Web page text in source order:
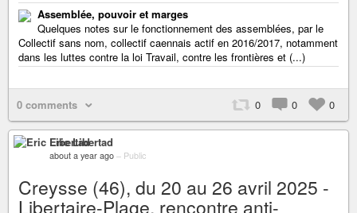
Assemblée, pouvoir et marges
Quelques notes sur le fonctionnement des assemblées, par le
Collectif sans nom, collectif caennais actif en 2016/2017, notamment
dans les luttes contre la loi Travail, contre les frontières et (...)
0 comments 0 0 0
Eric Libertad
about a year ago – Public
Creysse (46), du 20 au 26 avril 2025 -
Libertaire-Plage, rencontre anti-